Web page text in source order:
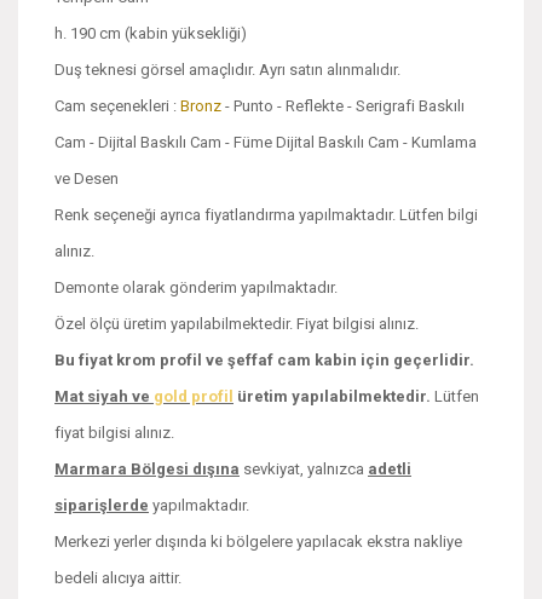
h. 190 cm (kabin yüksekliği)
Duş teknesi görsel amaçlıdır. Ayrı satın alınmalıdır.
Cam seçenekleri : Bronz - Punto - Reflekte - Serigrafi Baskılı
Cam - Dijital Baskılı Cam - Füme Dijital Baskılı Cam - Kumlama
ve Desen
Renk seçeneği ayrıca fiyatlandırma yapılmaktadır. Lütfen bilgi
alınız.
Demonte olarak gönderim yapılmaktadır.
Özel ölçü üretim yapılabilmektedir. Fiyat bilgisi alınız.
Bu fiyat krom profil ve şeffaf cam kabin için geçerlidir.
Mat siyah ve gold profil üretim yapılabilmektedir. Lütfen
fiyat bilgisi alınız.
Marmara Bölgesi dışına sevkiyat, yalnızca adetli
siparişlerde yapılmaktadır.
Merkezi yerler dışında ki bölgelere yapılacak ekstra nakliye
bedeli alıcıya aittir.